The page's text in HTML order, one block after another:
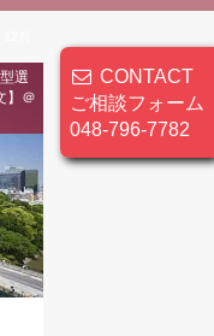
CONTACT
ご相談フォーム
048-796-7782
選
】＠